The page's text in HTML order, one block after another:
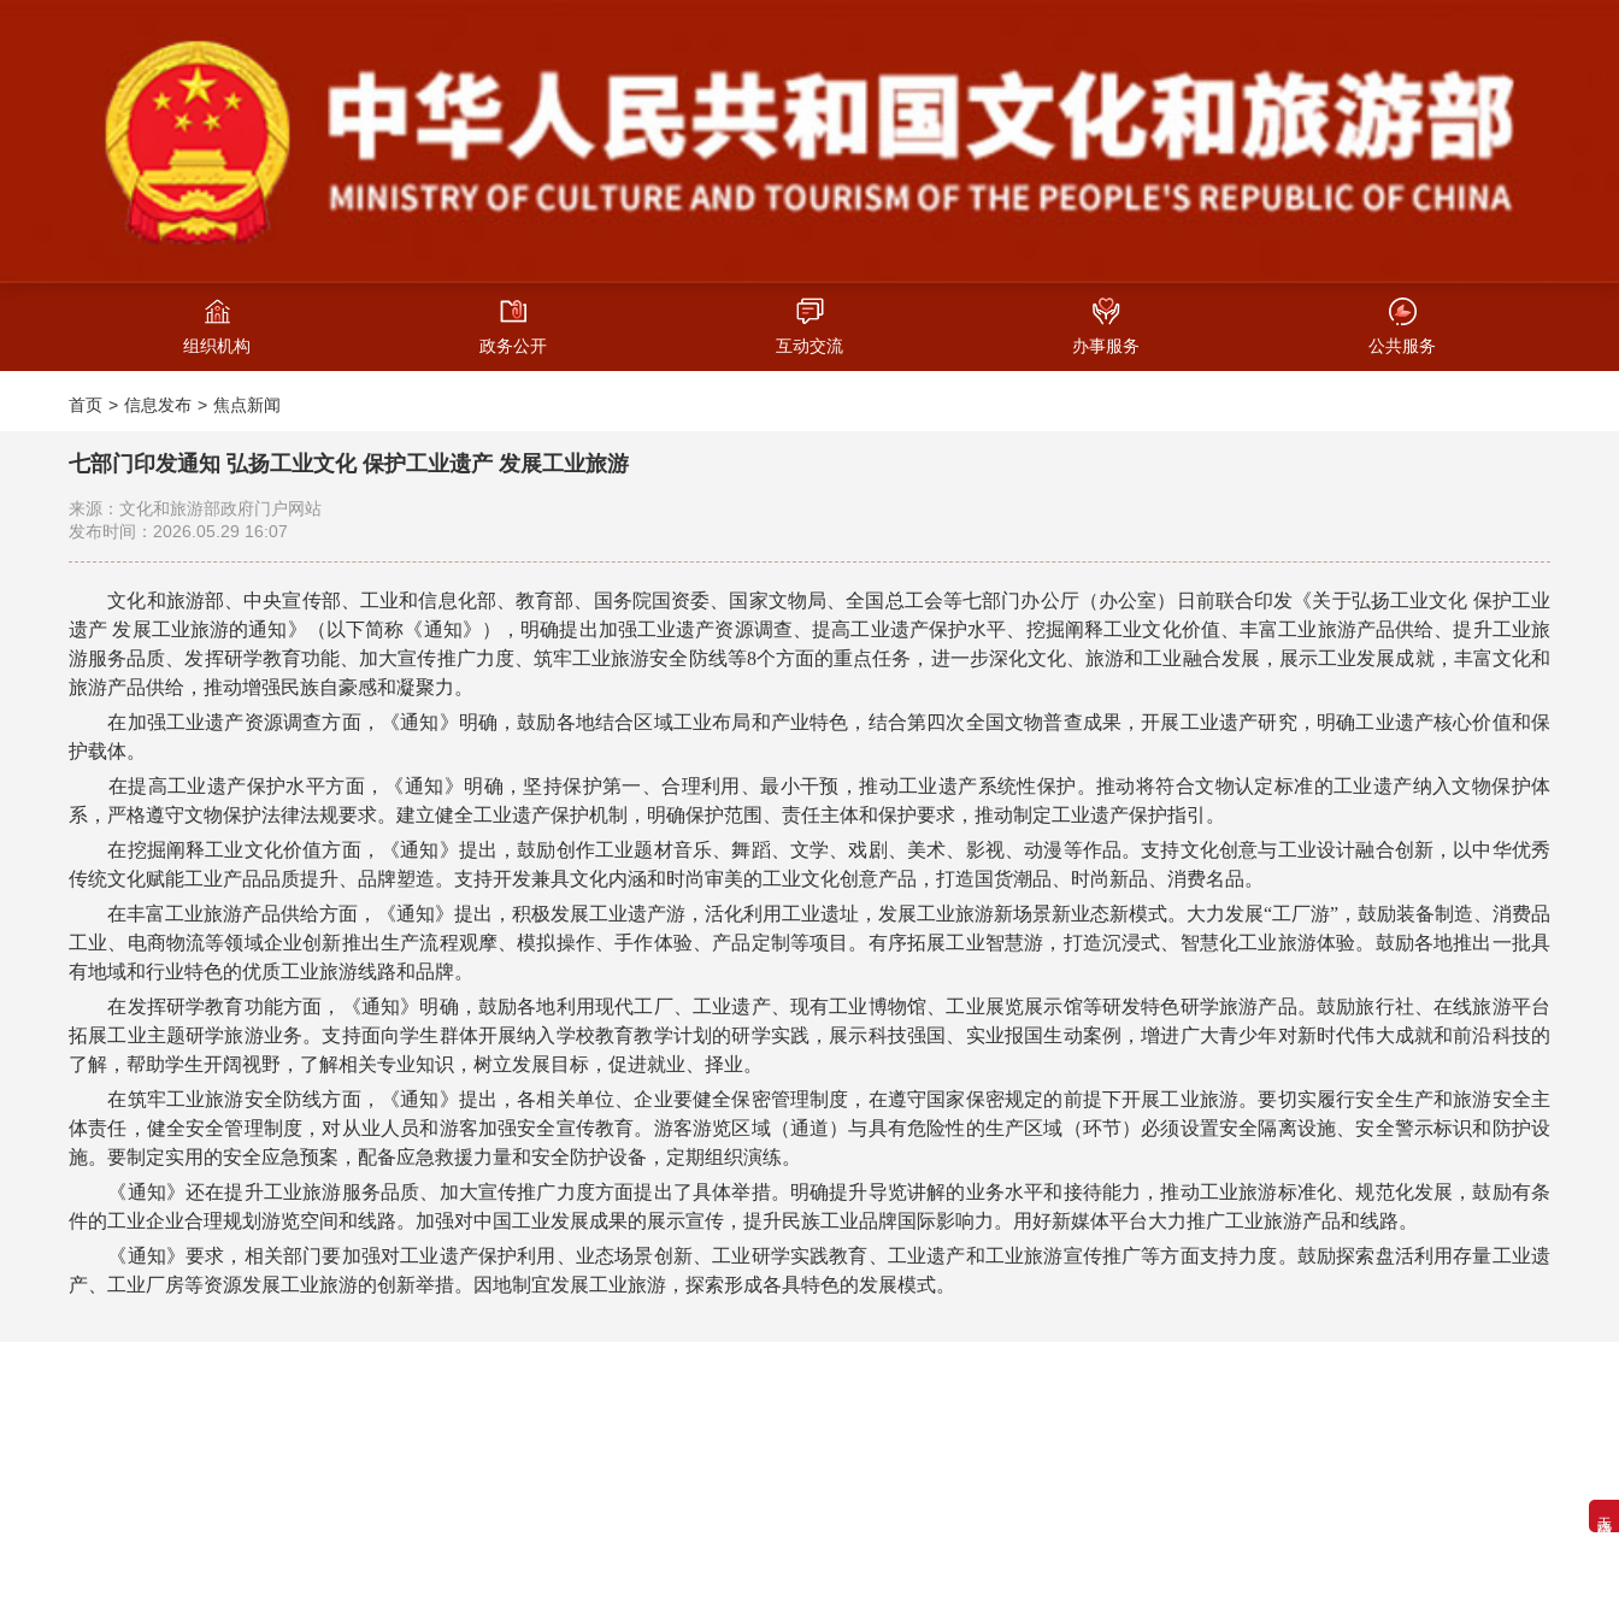
无障碍浏览
组织机构 政务公开 互动交流 办事服务 公共服务
首页 信息发布 焦点新闻
七部门印发通知 弘扬工业文化 保护工业遗产 发展工业旅游
来源：文化和旅游部政府门户网站
发布时间：2026.05.29 16:07
文化和旅游部、中央宣传部、工业和信息化部、教育部、国务院国资委、国家文物局、全国总工会等七部门办公厅（办公室）日前联合印发《关于弘扬工业文化 保护工业
遗产 发展工业旅游的通知》（以下简称《通知》），明确提出加强工业遗产资源调查、提高工业遗产保护水平、挖掘阐释工业文化价值、丰富工业旅游产品供给、提升工业旅
游服务品质、发挥研学教育功能、加大宣传推广力度、筑牢工业旅游安全防线等8个方面的重点任务，进一步深化文化、旅游和工业融合发展，展示工业发展成就，丰富文化和
旅游产品供给，推动增强民族自豪感和凝聚力。
在加强工业遗产资源调查方面，《通知》明确，鼓励各地结合区域工业布局和产业特色，结合第四次全国文物普查成果，开展工业遗产研究，明确工业遗产核心价值和保
护载体。
在提高工业遗产保护水平方面，《通知》明确，坚持保护第一、合理利用、最小干预，推动工业遗产系统性保护。推动将符合文物认定标准的工业遗产纳入文物保护体
系，严格遵守文物保护法律法规要求。建立健全工业遗产保护机制，明确保护范围、责任主体和保护要求，推动制定工业遗产保护指引。
在挖掘阐释工业文化价值方面，《通知》提出，鼓励创作工业题材音乐、舞蹈、文学、戏剧、美术、影视、动漫等作品。支持文化创意与工业设计融合创新，以中华优秀
传统文化赋能工业产品品质提升、品牌塑造。支持开发兼具文化内涵和时尚审美的工业文化创意产品，打造国货潮品、时尚新品、消费名品。
在丰富工业旅游产品供给方面，《通知》提出，积极发展工业遗产游，活化利用工业遗址，发展工业旅游新场景新业态新模式。大力发展“工厂游”，鼓励装备制造、消费品
工业、电商物流等领域企业创新推出生产流程观摩、模拟操作、手作体验、产品定制等项目。有序拓展工业智慧游，打造沉浸式、智慧化工业旅游体验。鼓励各地推出一批具
有地域和行业特色的优质工业旅游线路和品牌。
在发挥研学教育功能方面，《通知》明确，鼓励各地利用现代工厂、工业遗产、现有工业博物馆、工业展览展示馆等研发特色研学旅游产品。鼓励旅行社、在线旅游平台
拓展工业主题研学旅游业务。支持面向学生群体开展纳入学校教育教学计划的研学实践，展示科技强国、实业报国生动案例，增进广大青少年对新时代伟大成就和前沿科技的
了解，帮助学生开阔视野，了解相关专业知识，树立发展目标，促进就业、择业。
在筑牢工业旅游安全防线方面，《通知》提出，各相关单位、企业要健全保密管理制度，在遵守国家保密规定的前提下开展工业旅游。要切实履行安全生产和旅游安全主
体责任，健全安全管理制度，对从业人员和游客加强安全宣传教育。游客游览区域（通道）与具有危险性的生产区域（环节）必须设置安全隔离设施、安全警示标识和防护设
施。要制定实用的安全应急预案，配备应急救援力量和安全防护设备，定期组织演练。
《通知》还在提升工业旅游服务品质、加大宣传推广力度方面提出了具体举措。明确提升导览讲解的业务水平和接待能力，推动工业旅游标准化、规范化发展，鼓励有条
件的工业企业合理规划游览空间和线路。加强对中国工业发展成果的展示宣传，提升民族工业品牌国际影响力。用好新媒体平台大力推广工业旅游产品和线路。
《通知》要求，相关部门要加强对工业遗产保护利用、业态场景创新、工业研学实践教育、工业遗产和工业旅游宣传推广等方面支持力度。鼓励探索盘活利用存量工业遗
产、工业厂房等资源发展工业旅游的创新举措。因地制宜发展工业旅游，探索形成各具特色的发展模式。